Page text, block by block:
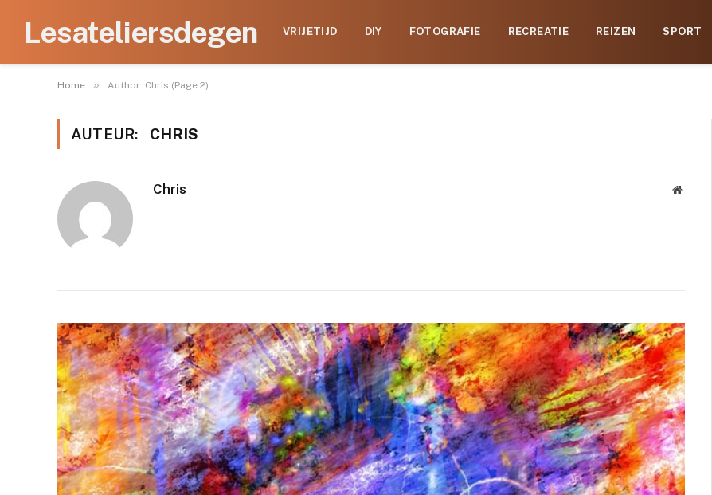
Lesateliersdegen VRIJETIJD DIY FOTOGRAFIE RECREATIE REIZEN SPORT
Home » Author: Chris (Page 2)
AUTEUR: CHRIS
Chris Website